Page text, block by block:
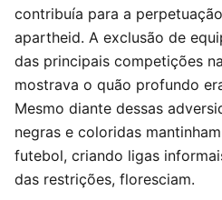
contribuía para a
apartheid. A exclusão de
das principais competições
mostrava o quão profundo
Mesmo diante dessas
negras e coloridas
futebol, criando ligas
das restrições, floresciam.